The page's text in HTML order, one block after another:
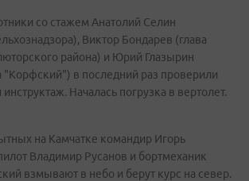
со стажем Анатолий Селин
Виктор Бондарев (глава
района) и Юрий Глазырин
"Корфский") в последний раз проверили
Началась погрузка в вертолет.
на Камчатке командир Игорь
Владимир Русанов и бортмеханик
взмывают в небо и берут курс на север.